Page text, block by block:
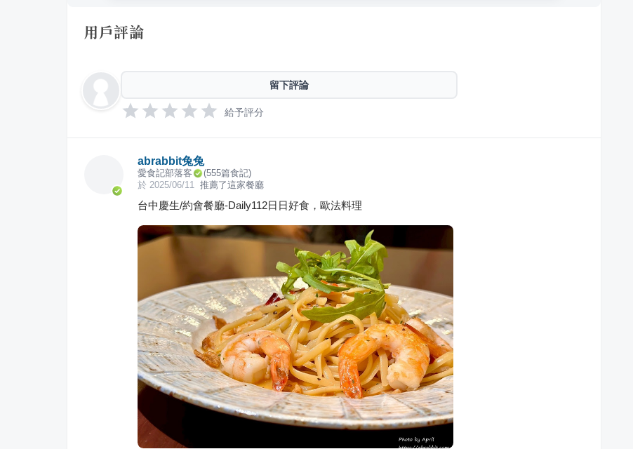
用戶評論
留下評論
給予評分
abrabbit兔兔
愛食記部落客 (555篇食記)
於 2025/06/11 推薦了這家餐廳
台中慶生/約會餐廳-Daily112日日好食，歐法料理